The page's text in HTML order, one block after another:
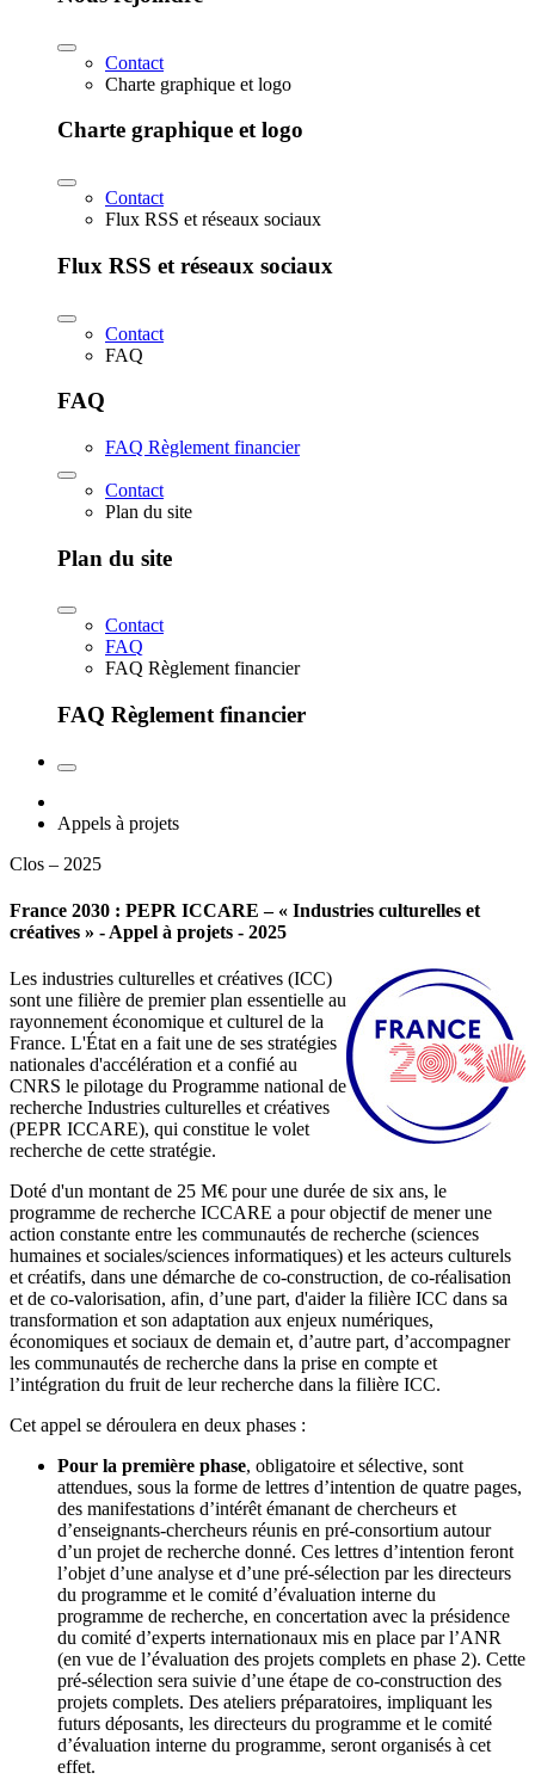
Contact
Charte graphique et logo
Charte graphique et logo
Contact
Flux RSS et réseaux sociaux
Flux RSS et réseaux sociaux
Contact
FAQ
FAQ
FAQ Règlement financier
Contact
Plan du site
Plan du site
Contact
FAQ
FAQ Règlement financier
FAQ Règlement financier
Appels à projets
Clos – 2025
France 2030 : PEPR ICCARE – « Industries culturelles et
créatives » - Appel à projets - 2025
Les industries culturelles et créatives (ICC)
sont une filière de premier plan essentielle au
rayonnement économique et culturel de la
France. L'État en a fait une de ses stratégies
nationales d'accélération et a confié au
CNRS le pilotage du Programme national de
recherche Industries culturelles et créatives
(PEPR ICCARE), qui constitue le volet
recherche de cette stratégie.
Doté d'un montant de 25 M€ pour une durée de six ans, le
programme de recherche ICCARE a pour objectif de mener une
action constante entre les communautés de recherche (sciences
humaines et sociales/sciences informatiques) et les acteurs culturels
et créatifs, dans une démarche de co-construction, de co-réalisation
et de co-valorisation, afin, d’une part, d'aider la filière ICC dans sa
transformation et son adaptation aux enjeux numériques,
économiques et sociaux de demain et, d’autre part, d’accompagner
les communautés de recherche dans la prise en compte et
l’intégration du fruit de leur recherche dans la filière ICC.
Cet appel se déroulera en deux phases :
Pour la première phase, obligatoire et sélective, sont
attendues, sous la forme de lettres d’intention de quatre pages,
des manifestations d’intérêt émanant de chercheurs et
d’enseignants-chercheurs réunis en pré-consortium autour
d’un projet de recherche donné. Ces lettres d’intention feront
l’objet d’une analyse et d’une pré-sélection par les directeurs
du programme et le comité d’évaluation interne du
programme de recherche, en concertation avec la présidence
du comité d’experts internationaux mis en place par l’ANR
(en vue de l’évaluation des projets complets en phase 2). Cette
pré-sélection sera suivie d’une étape de co-construction des
projets complets. Des ateliers préparatoires, impliquant les
futurs déposants, les directeurs du programme et le comité
d’évaluation interne du programme, seront organisés à cet
effet.